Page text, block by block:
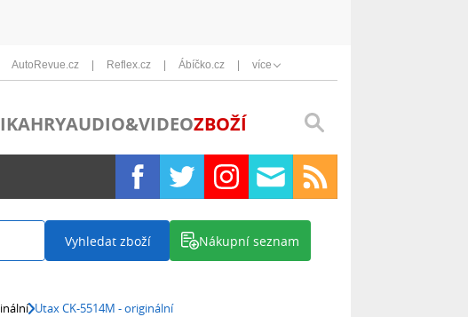
AutoRevue.cz Reflex.cz Ábíčko.cz více
HRYAUDIO&VIDEOZBOŽÍ
Vyhledat zboží Nákupní seznam
Utax CK-5514M - originální